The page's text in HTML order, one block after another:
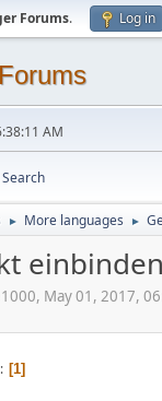
Forums. Log in
AM
Search
► More languages ►
May 01, 2017,
1